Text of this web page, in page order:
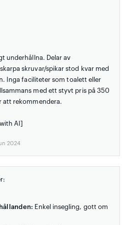
underhållna. Delar av
skruvar/spikar stod kvar med
Inga faciliteter som toalett eller
med ett styvt pris på 350
att rekommendera.
AI]
2024
Enkel insegling, gott om